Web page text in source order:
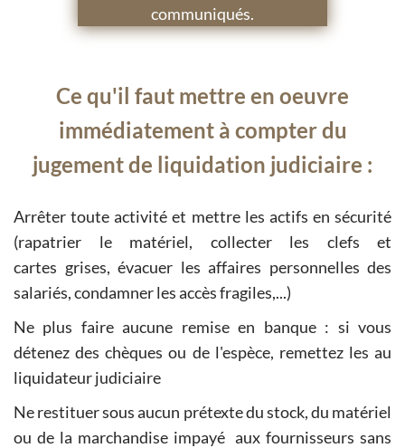
communiqués.
Ce qu'il faut mettre en oeuvre
immédiatement à compter du
jugement de liquidation judiciaire :
Arrêter toute activité et mettre les actifs en sécurité
(rapatrier le matériel, collecter les clefs et
cartes grises, évacuer les affaires personnelles des
salariés, condamner les accès fragiles,...)
Ne plus faire aucune remise en banque : si vous
détenez des chèques ou de l'espèce, remettez les au
liquidateur judiciaire
Ne restituer sous aucun prétexte du stock, du matériel
ou de la marchandise impayé aux fournisseurs sans